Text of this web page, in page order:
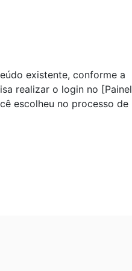
existente, conforme a
realizar o login no [Painel
escolheu no processo de